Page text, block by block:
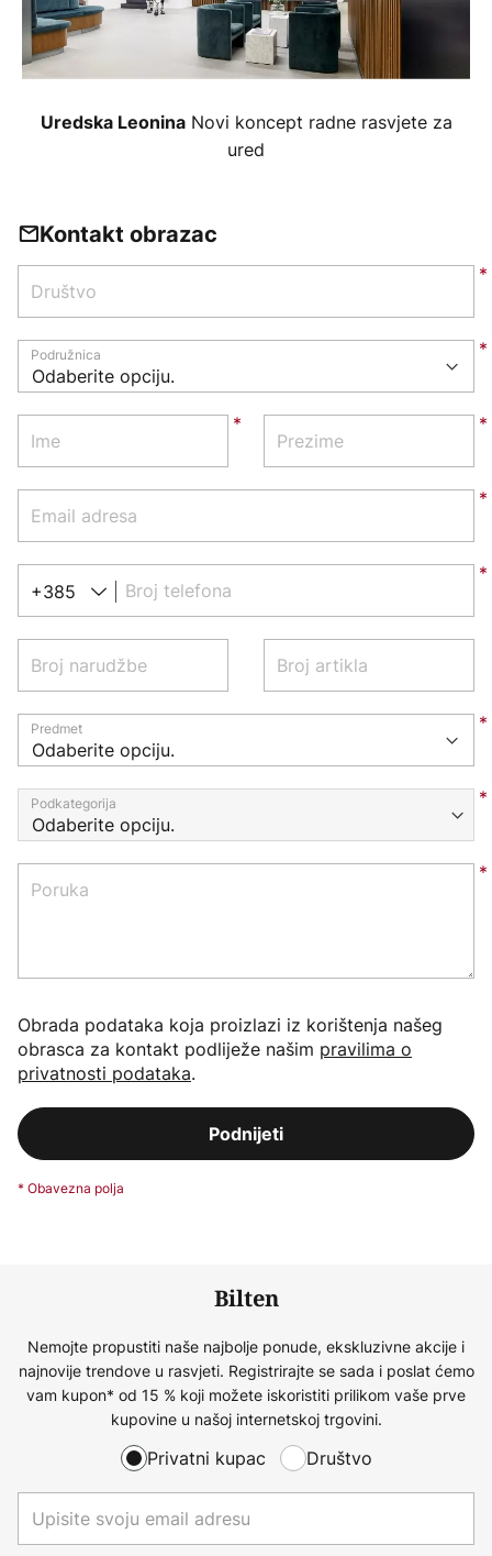
Uredska LeoninaNovi koncept radne rasvjete za
ured
Kontakt obrazac
Društvo
Podružnica
Ime Prezime
Email adresa
Broj telefona
+385
Broj narudžbe Broj artikla
Predmet
Podkategorija
Poruka
Obrada podataka koja proizlazi iz korištenja našeg
obrasca za kontakt podliježe našim pravilima o
privatnosti podataka.
Podnijeti
Bilten
Nemojte propustiti naše najbolje ponude, ekskluzivne akcije i
najnovije trendove u rasvjeti. Registrirajte se sada i poslat ćemo
vam kupon* od 15 % koji možete iskoristiti prilikom vaše prve
kupovine u našoj internetskoj trgovini.
Privatni kupac Društvo